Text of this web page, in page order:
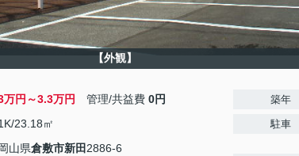
【外観】
万円～3.3万円 管理/共益費 0円
23.18㎡
岡山県倉敷市新田 2886-6
築年
駐車